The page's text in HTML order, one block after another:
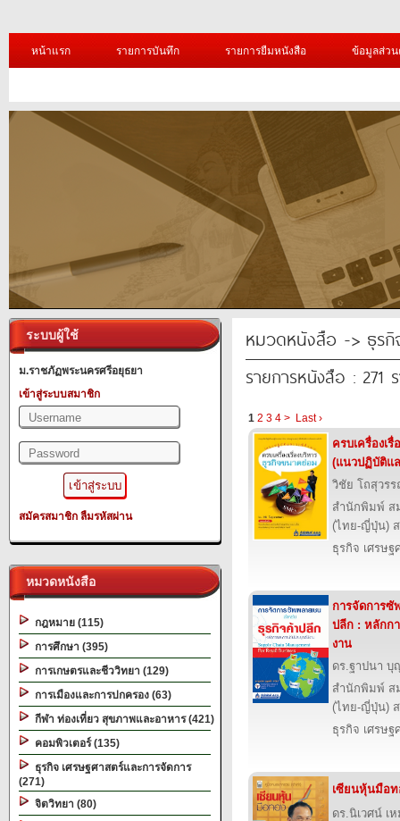
หน้าแรก รายการบันทึก รายการยืมหนังสือ ข้อมูลส่ว
ระบบผู้ใช้
ม.ราชภัฏพระนครศรีอยุธยา
เข้าสู่ระบบสมาชิก
สมัครสมาชิก ลืมรหัสผ่าน
หมวดหนังสือ
กฎหมาย (115)
การศึกษา (395)
การเกษตรและชีววิทยา (129)
การเมืองและการปกครอง (63)
กีฬา ท่องเที่ยว สุขภาพและอาหาร (421)
คอมพิวเตอร์ (135)
ธุรกิจ เศรษฐศาสตร์และการจัดการ
(271)
จิตวิทยา (80)
หมวดหนังสือ -> ธุรกิ
รายการหนังสือ : 271
1 2 3 4 > Last ›
ครบเครื่องเ
(แนวปฏิบัติแ
วิชัย โถสุวร
สำนักพิมพ์ ส
(ไทย-ญี่ปุ่น)
ธุรกิจ เศรษฐ
การจัดการซั
ปลีก : หลักก
งาน
ดร.ฐาปนา บุ
สำนักพิมพ์ ส
(ไทย-ญี่ปุ่น)
ธุรกิจ เศรษฐ
เซียนหุ้นมือท
ดร.นิเวศน์ เ